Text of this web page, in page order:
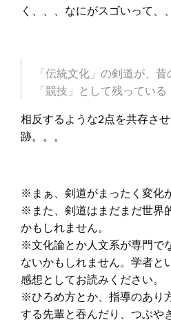
く、、、なにがスゴいって、
「伝統文化」の剣道が、
「競技」として残っている
相反するような2点を共存さ
跡。。。
※まぁ、剣道がまったく変化
※また、剣道はまだまだ世界
かもしれません。
※文化論とか人文系が専門で
ないかもしれません。学者と
感想としてお読みください。
※ひろめ方とか、指導のあり
する先輩と吞んだり、つぶや